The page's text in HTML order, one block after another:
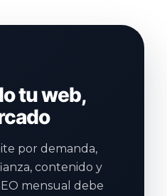
tu web,
por demanda,
contenido y
mensual debe